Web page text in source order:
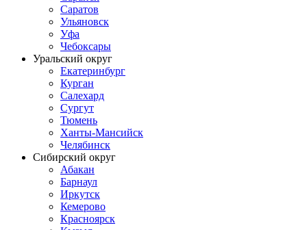
Саратов
Ульяновск
Уфа
Чебоксары
Уральский округ
Екатеринбург
Курган
Салехард
Сургут
Тюмень
Ханты-Мансийск
Челябинск
Сибирский округ
Абакан
Барнаул
Иркутск
Кемерово
Красноярск